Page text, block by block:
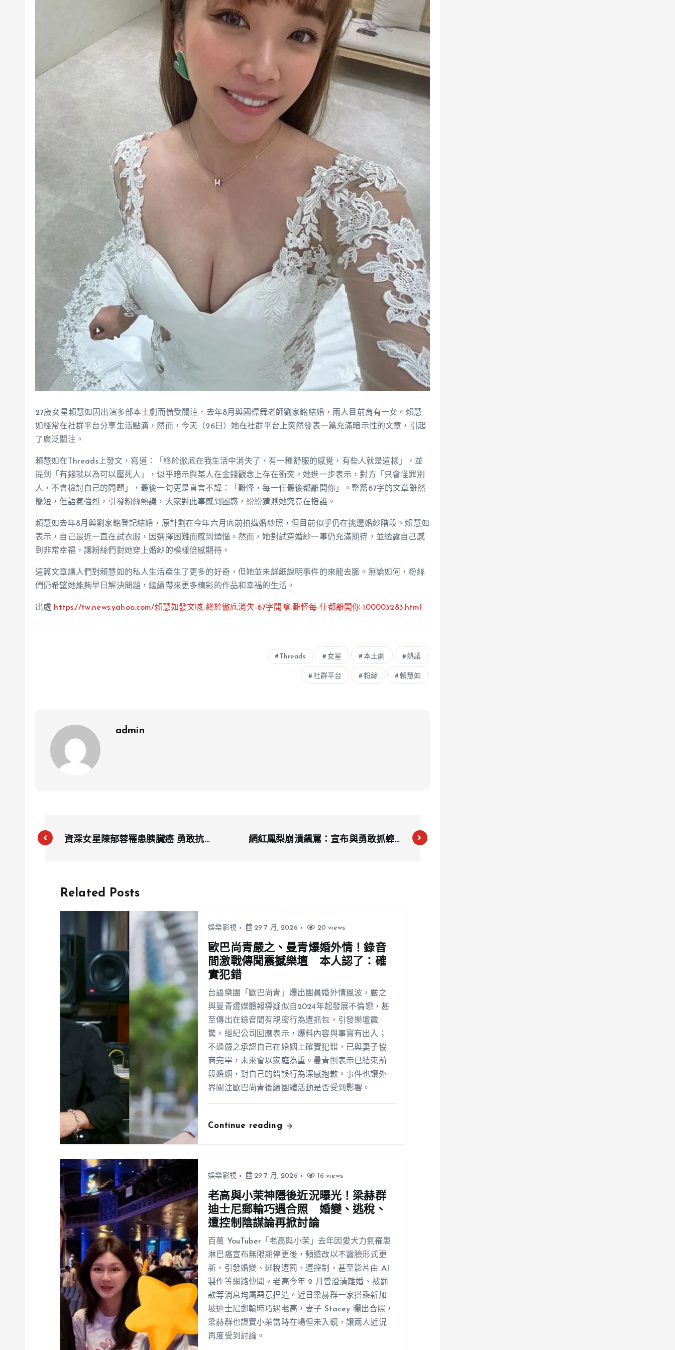
27歲女星賴慧如因出演多部本土劇而備受關注，去年8月與國標舞老師劉家銘結婚，兩人目前育有一女。賴慧
如經常在社群平台分享生活點滴，然而，今天（26日）她在社群平台上突然發表一篇充滿暗示性的文章，引起
了廣泛關注。
賴慧如在Threads上發文，寫道：「終於徹底在我生活中消失了，有一種舒服的感覺，有些人就是這樣」，並
提到「有錢就以為可以壓死人」，似乎暗示與某人在金錢觀念上存在衝突。她進一步表示，對方「只會怪罪別
人，不會檢討自己的問題」，最後一句更是直言不諱：「難怪，每一任最後都離開你」。整篇67字的文章雖然
簡短，但語氣強烈，引發粉絲熱議，大家對此事感到困惑，紛紛猜測她究竟在指誰。
賴慧如去年8月與劉家銘登記結婚，原計劃在今年六月底前拍攝婚紗照，但目前似乎仍在挑選婚紗階段。賴慧如
表示，自己最近一直在試衣服，因選擇困難而感到煩惱。然而，她對試穿婚紗一事仍充滿期待，並透露自己感
到非常幸福，讓粉絲們對她穿上婚紗的模樣倍感期待。
這篇文章讓人們對賴慧如的私人生活產生了更多的好奇，但她並未詳細說明事件的來龍去脈。無論如何，粉絲
們仍希望她能夠早日解決問題，繼續帶來更多精彩的作品和幸福的生活。
出處 https://tw.news.yahoo.com/賴慧如發文喊-終於徹底消失-67字開嗆-難怪每-任都離開你-100003283.html
Threads 女星 本土劇 熱議
社群平台 粉絲 賴慧如
admin
資深女星陳郁蓉罹患胰臟癌 勇敢抗癌
網紅鳳梨崩潰飆罵：宣布與勇敢抓蟑螂
Related Posts
娛樂影視 29 7 月, 2026 20 views
歐巴尚青嚴之、曼青爆婚外情！錄音
間激戰傳聞震撼樂壇 本人認了：確
實犯錯
台語樂團「歐巴尚青」爆出團員婚外情風波，嚴之
與曼青遭媒體報導疑似自2024年起發展不倫戀，甚
至傳出在錄音間有親密行為遭抓包，引發樂壇震
驚。經紀公司回應表示，爆料內容與事實有出入；
不過嚴之承認自己在婚姻上確實犯錯，已與妻子協
商完畢，未來會以家庭為重。曼青則表示已結束前
段婚姻，對自己的錯誤行為深感抱歉。事件也讓外
界關注歐巴尚青後續團體活動是否受到影響。
Continue reading
娛樂影視 29 7 月, 2026 16 views
老高與小茉神隱後近況曝光！梁赫群
迪士尼郵輪巧遇合照 婚變、逃稅、
遭控制陰謀論再掀討論
百萬 YouTuber「老高與小茉」去年因愛犬力氣罹患
淋巴癌宣布無限期停更後，頻道改以不露臉形式更
新，引發婚變、逃稅遭罰、遭控制，甚至影片由 AI
製作等網路傳聞。老高今年 2 月曾澄清離婚、被罰
款等消息均屬惡意捏造。近日梁赫群一家搭乘新加
坡迪士尼郵輪時巧遇老高，妻子 Stacey 曬出合照，
梁赫群也證實小茉當時在場但未入鏡，讓兩人近況
再度受到討論。